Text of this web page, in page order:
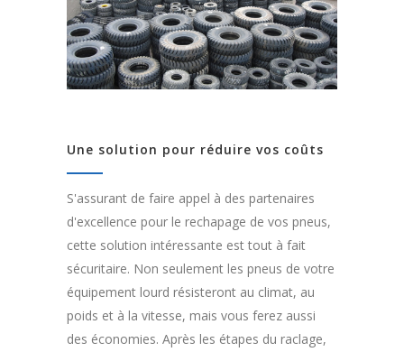
Une solution pour réduire vos coûts
S'assurant de faire appel à des partenaires
d'excellence pour le rechapage de vos pneus,
cette solution intéressante est tout à fait
sécuritaire. Non seulement les pneus de votre
équipement lourd résisteront au climat, au
poids et à la vitesse, mais vous ferez aussi
des économies. Après les étapes du raclage,